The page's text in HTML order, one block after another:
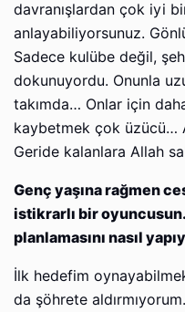
davranışlardan çok iyi
anlayabiliyorsunuz.
Sadece kulübe değil,
dokunuyordu. Onunla
takımda… Onlar için
kaybetmek çok üzücü…
Geride kalanlara Allah
Genç yaşına rağmen
istikrarlı bir
planlamasını nasıl
İlk hedefim
da şöhrete